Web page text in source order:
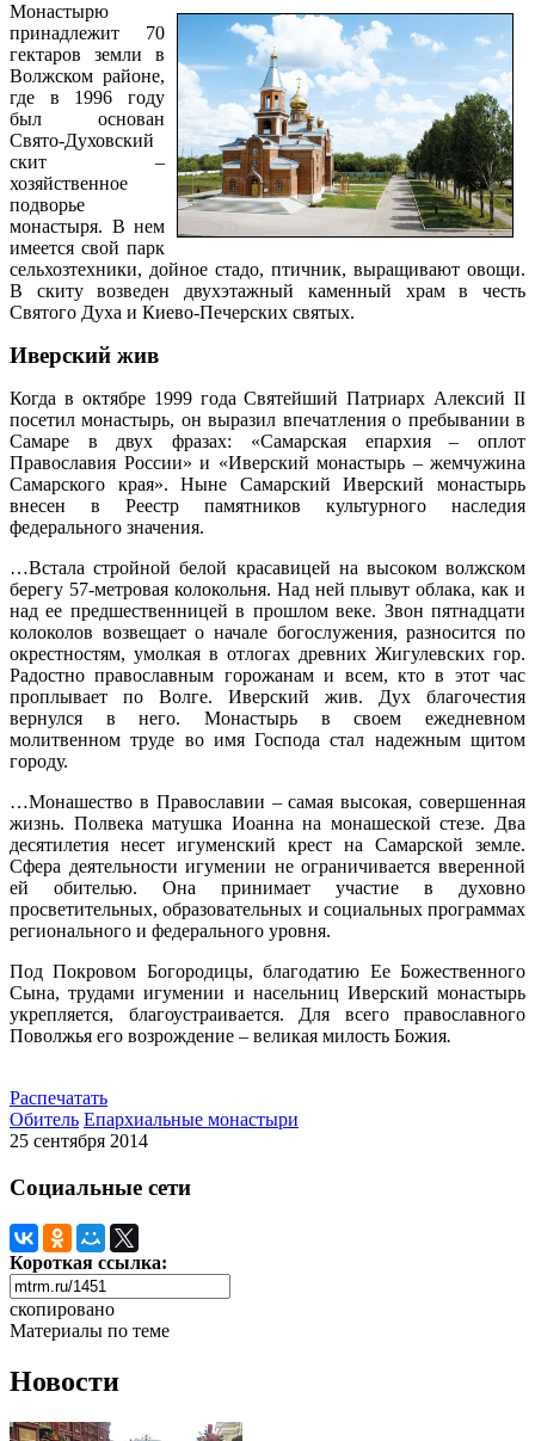
Монастырю
принадлежит 70
гектаров земли в
Волжском районе,
где в 1996 году
был основан
Свято-Духовский
скит –
хозяйственное
подворье
монастыря. В нем
имеется свой парк
сельхозтехники, дойное стадо, птичник, выращивают овощи.
В скиту возведен двухэтажный каменный храм в честь
Святого Духа и Киево-Печерских святых.
Иверский жив
Когда в октябре 1999 года Святейший Патриарх Алексий II
посетил монастырь, он выразил впечатления о пребывании в
Самаре в двух фразах: «Самарская епархия – оплот
Православия России» и «Иверский монастырь – жемчужина
Самарского края». Ныне Самарский Иверский монастырь
внесен в Реестр памятников культурного наследия
федерального значения.
…Встала стройной белой красавицей на высоком волжском
берегу 57-метровая колокольня. Над ней плывут облака, как и
над ее предшественницей в прошлом веке. Звон пятнадцати
колоколов возвещает о начале богослужения, разносится по
окрестностям, умолкая в отлогах древних Жигулевских гор.
Радостно православным горожанам и всем, кто в этот час
проплывает по Волге. Иверский жив. Дух благочестия
вернулся в него. Монастырь в своем ежедневном
молитвенном труде во имя Господа стал надежным щитом
городу.
…Монашество в Православии – самая высокая, совершенная
жизнь. Полвека матушка Иоанна на монашеской стезе. Два
десятилетия несет игуменский крест на Самарской земле.
Сфера деятельности игумении не ограничивается вверенной
ей обителью. Она принимает участие в духовно
просветительных, образовательных и социальных программах
регионального и федерального уровня.
Под Покровом Богородицы, благодатию Ее Божественного
Сына, трудами игумении и насельниц Иверский монастырь
укрепляется, благоустраивается. Для всего православного
Поволжья его возрождение – великая милость Божия.
Распечатать
Обитель Епархиальные монастыри
25 сентября 2014
Социальные сети
Короткая ссылка:
скопировано
Материалы по теме
Новости